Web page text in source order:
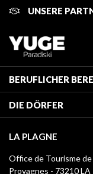
UNSERE
BERUFLICHER
Mitglied des
Klassifizierung von
Kurtaxe
Mediathek
DIE DÖRFER
Montchavin - Les
Champagny-en-
LA PLAGNE
Office de Tourisme de
Provagnes - 73210 LA